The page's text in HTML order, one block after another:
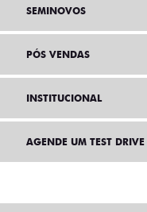
SEMINOVOS
PÓS VENDAS
INSTITUCIONAL
AGENDE UM TEST DRIVE